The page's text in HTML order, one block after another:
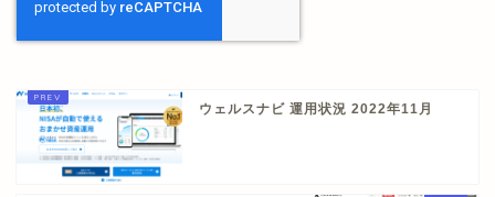
ウェルスナビ 運用状況 2022年11月